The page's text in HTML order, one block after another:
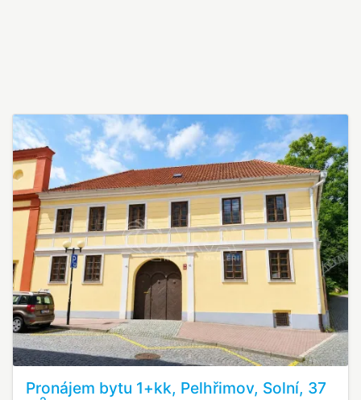
Pronájem bytu 1+kk, Pelhřimov, Solní, 37